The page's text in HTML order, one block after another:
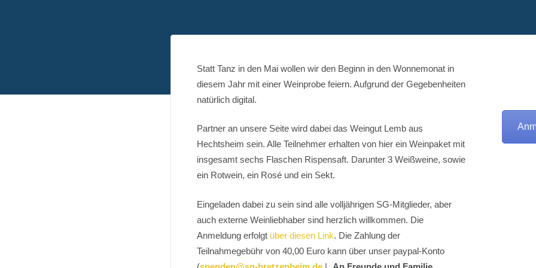
Statt Tanz in den Mai wollen wir den Beginn in den Wonnemonat in
diesem Jahr mit einer Weinprobe feiern. Aufgrund der Gegebenheiten
natürlich digital.
Partner an unsere Seite wird dabei das Weingut Lemb aus
Hechtsheim sein. Alle Teilnehmer erhalten von hier ein Weinpaket mit
insgesamt sechs Flaschen Rispensaft. Darunter 3 Weißweine, sowie
ein Rotwein, ein Rosé und ein Sekt.
Eingeladen dabei zu sein sind alle volljährigen SG-Mitglieder, aber
auch externe Weinliebhaber sind herzlich willkommen. Die
Anmeldung erfolgt über diesen Link. Die Zahlung der
Teilnahmegebühr von 40,00 Euro kann über unser paypal-Konto